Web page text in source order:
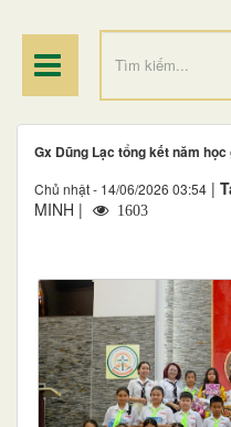
Gx Dũng Lạc tổng kết năm
Chủ nhật - 14/06/2026 03:54 |
MINH |
1603